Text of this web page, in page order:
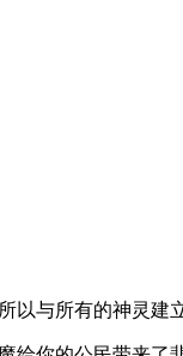
以与所有的神灵建